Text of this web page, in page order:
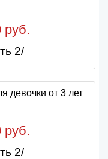
руб.
2/
руб.
2/